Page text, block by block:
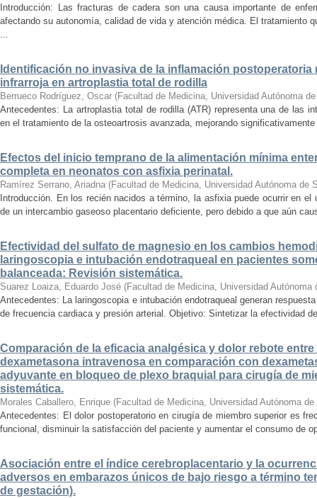
Introducción: Las fracturas de cadera son una causa importante de
afectando su autonomía, calidad de vida y atención médica. El tratamiento
...
Identificación no invasiva de la inflamación postoperatoria
infrarroja en artroplastia total de rodilla
Berrueco Rodríguez, Oscar (Facultad de Medicina, Universidad Autónoma
Antecedentes: La artroplastia total de rodilla (ATR) representa una de las
en el tratamiento de la osteoartrosis avanzada, mejorando
Efectos del inicio temprano de la alimentación mínima
completa en neonatos con asfixia perinatal.
Ramírez Serrano, Ariadna (Facultad de Medicina, Universidad Autónoma de
Introducción. En los recién nacidos a término, la asfixia puede ocurrir en
de un intercambio gaseoso placentario deficiente, pero debido a que aún
Efectividad del sulfato de magnesio en los cambios
laringoscopia e intubación endotraqueal en pacientes
balanceada: Revisión sistemática.
Suarez Loaiza, Eduardo José (Facultad de Medicina, Universidad
Antecedentes: La laringoscopia e intubación endotraqueal generan
de frecuencia cardiaca y presión arterial. Objetivo: Sintetizar la efectividad
Comparación de la eficacia analgésica y dolor rebote
dexametasona intravenosa en comparación con
adyuvante en bloqueo de plexo braquial para cirugía de
sistemática.
Morales Caballero, Enrique (Facultad de Medicina, Universidad Autónoma
Antecedentes: El dolor postoperatorio en cirugía de miembro superior es
funcional, disminuir la satisfacción del paciente y aumentar el consumo de
Asociación entre el índice cerebroplacentario y la
adversos en embarazos únicos de bajo riesgo a término
de gestación).